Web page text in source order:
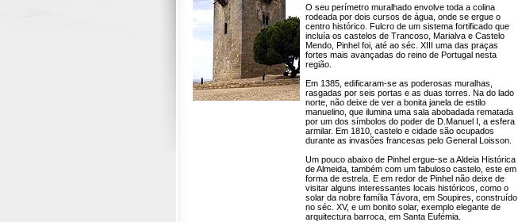
O seu perímetro muralhado envolve toda a colina
rodeada por dois cursos de água, onde se ergue o
centro histórico. Fulcro de um sistema fortificado que
incluía os castelos de Trancoso, Marialva e Castelo
Mendo, Pinhel foi, até ao séc. XIII uma das praças
fortes mais avançadas do reino de Portugal nesta
região.
Em 1385, edificaram-se as poderosas muralhas,
rasgadas por seis portas e as duas torres. Na do lado
norte, não deixe de ver a bonita janela de estilo
manuelino, que ilumina uma sala abobadada rematada
por um dos símbolos do poder de D.Manuel I, a esfera
armilar. Em 1810, castelo e cidade são ocupados
durante as invasões francesas pelo General Loisson.
Um pouco abaixo de Pinhel ergue-se a Aldeia Histórica
de Almeida, também com um fabuloso castelo, este em
forma de estrela. E em redor de Pinhel não deixe de
visitar alguns interessantes locais históricos, como o
solar da nobre família Távora, em Soupires, construído
no séc. XV, e um bonito solar, exemplo elegante de
arquitectura barroca, em Santa Eufémia.